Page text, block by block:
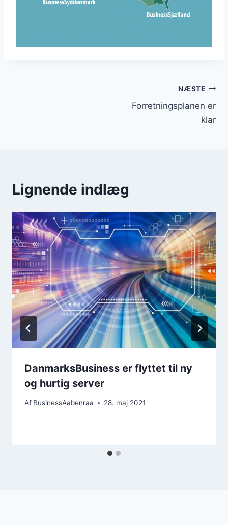
NÆSTE
Forretningsplanen er
klar
Lignende indlæg
DanmarksBusiness er flyttet til ny
og hurtig server
Af BusinessAabenraa 28. maj 2021